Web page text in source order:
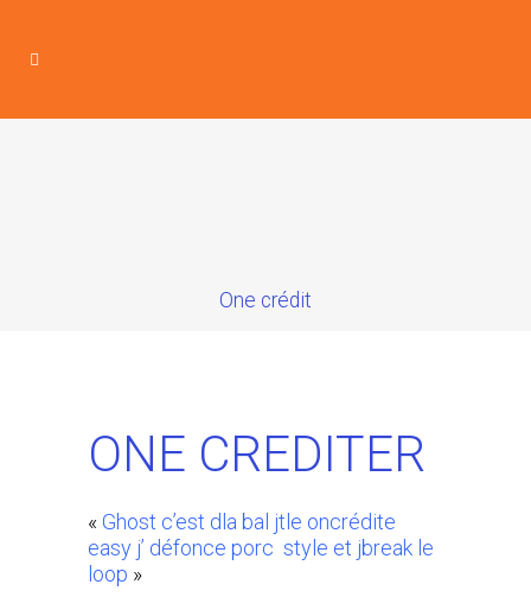
One crédit
ONE CREDITER
« Ghost c’est dla bal jtle oncrédite
easy j’ défonce porc style et jbreak le
loop »